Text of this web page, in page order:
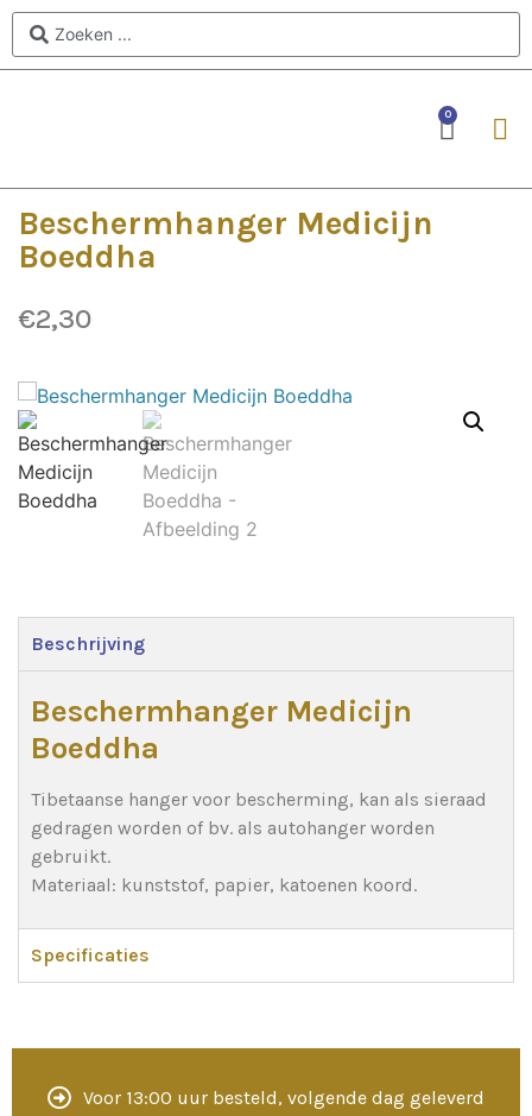
0
Beschermhanger Medicijn
Boeddha
€2,30
Beschrijving
Beschermhanger Medicijn
Boeddha
Tibetaanse hanger voor bescherming, kan als sieraad
gedragen worden of bv. als autohanger worden
gebruikt.
Materiaal: kunststof, papier, katoenen koord.
Specificaties
Voor 13:00 uur besteld, volgende dag geleverd